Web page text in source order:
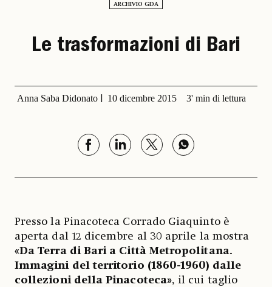
ARCHIVIO GDA
Le trasformazioni di Bari
Anna Saba Didonato 10 dicembre 2015 3' min di lettura
Presso la Pinacoteca Corrado Giaquinto è
aperta dal 12 dicembre al 30 aprile la mostra
«Da Terra di Bari a Città Metropolitana.
Immagini del territorio (1860-1960) dalle
collezioni della Pinacoteca», il cui taglio